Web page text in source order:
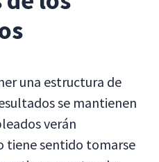
una estructura de
se mantienen
verán
tiene sentido tomarse